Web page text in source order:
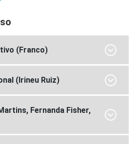
(Franco)
(Irineu Ruiz)
Fernanda Fisher,